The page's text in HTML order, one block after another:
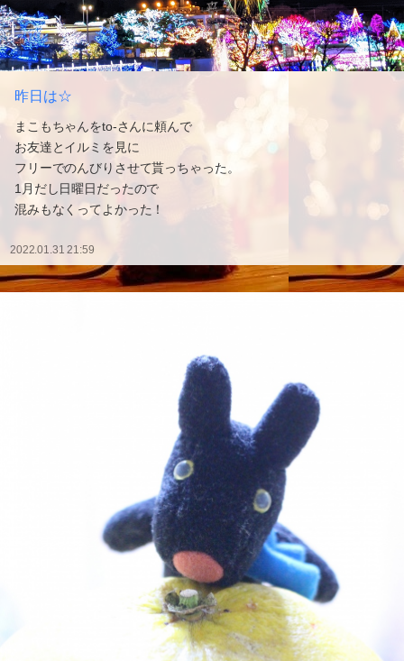
昨日は☆
まこもちゃんをto-さんに頼んで
お友達とイルミを見に
フリーでのんびりさせて貰っちゃった。
1月だし日曜日だったので
混みもなくってよかった！
2022.01.31 21:59